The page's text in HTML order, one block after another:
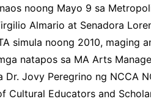
noong Mayo 9 sa
Almario at Senadora
simula noong 2010,
natapos sa MA Arts
Dr. Jovy Peregrino ng NCCA
Cultural Educators and